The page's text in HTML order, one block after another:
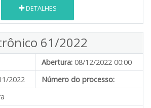
DETALHES
61/2022
Abertura: 08/12/2022 00:00
2022
Número do processo: